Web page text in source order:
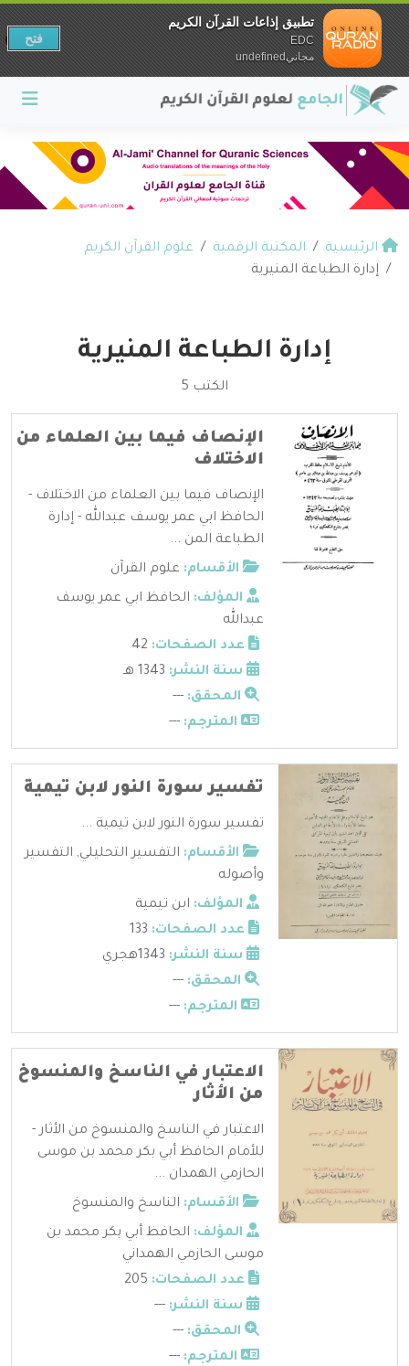
الرئيسية المكتبة الرقمية
علوم القرآن الكريم
إدارة الطباعة المنيرية
إدارة الطباعة المنيرية
الكتب 5
الإنصاف فيما بين العلماء من
الاختلاف
الإنصاف فيما بين العلماء من الاختلاف -
الحافظ ابي عمر يوسف عبدالله - إدارة
الطباعة المن ...
الأقسام: علوم القرآن
المؤلف: الحافظ ابي عمر يوسف
عبدالله
عدد الصفحات:
سنة النشر:
المحقق: ---
المترجم: ---
تفسير سورة النور لابن تيمية
تفسير سورة النور لابن تيمية ...
الأقسام: التفسير التحليلي, التفسير
وأصوله
المؤلف: ابن تيمية
عدد الصفحات:
سنة النشر:
المحقق: ---
المترجم: ---
الاعتبار في الناسخ والمنسوخ
من الأثار
الاعتبار في الناسخ والمنسوخ من الأثار -
للأمام الحافظ أبي بكر محمد بن موسى
الحازمي الهمدان ...
الأقسام: الناسخ والمنسوخ
المؤلف: الحافظ أبي بكر محمد بن
موسى الحازمي الهمداني
عدد الصفحات:
سنة النشر: ---
المحقق: ---
المترجم: ---
تطبيق إذاعات القرآن الكريم
EDC
مجانيundefined
فتح